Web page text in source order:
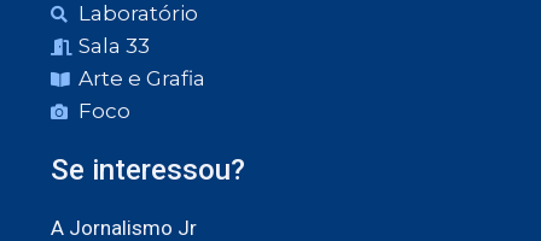
Laboratório
Sala 33
Arte e Grafia
Foco
Se interessou?
A Jornalismo Jr